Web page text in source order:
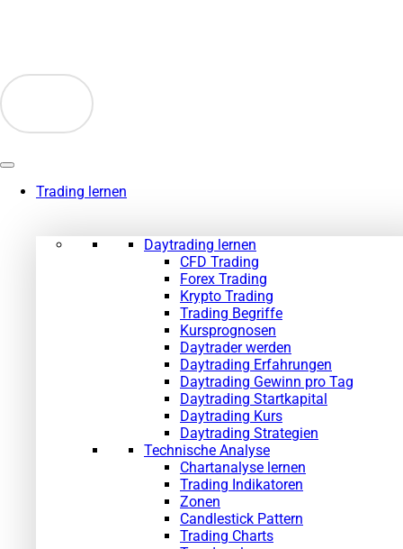
Trading lernen
Daytrading lernen
CFD Trading
Forex Trading
Krypto Trading
Trading Begriffe
Kursprognosen
Daytrader werden
Daytrading Erfahrungen
Daytrading Gewinn pro Tag
Daytrading Startkapital
Daytrading Kurs
Daytrading Strategien
Technische Analyse
Chartanalyse lernen
Trading Indikatoren
Zonen
Candlestick Pattern
Trading Charts